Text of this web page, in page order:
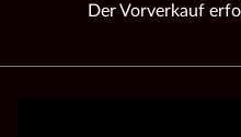
Der Vorverkauf